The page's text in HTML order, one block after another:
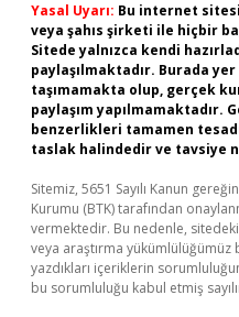
Yasal Uyarı: Bu internet
veya şahıs şirketi ile hiçbir
Sitede yalnızca kendi
paylaşılmaktadır. Burada
taşımamakta olup, gerçek
paylaşım yapılmamaktadır.
benzerlikleri tamamen
taslak halindedir ve tavsiye
Sitemiz, 5651 Sayılı Kanun
Kurumu (BTK) tarafından
vermektedir. Bu nedenle,
veya araştırma
yazdıkları içeriklerin
bu sorumluluğu kabul etmiş